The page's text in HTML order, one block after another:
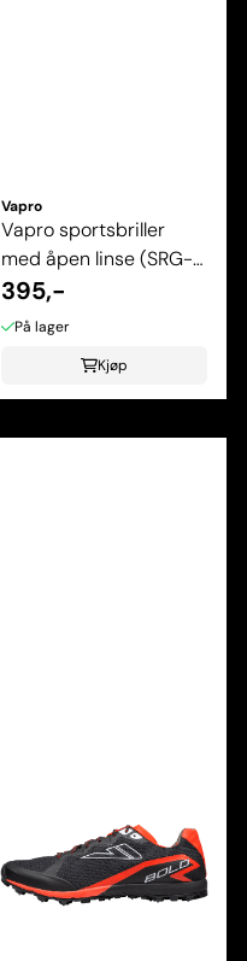
Vapro
Vapro sportsbriller
med åpen linse (SRG-
25)
395,-
På lager
Kjøp